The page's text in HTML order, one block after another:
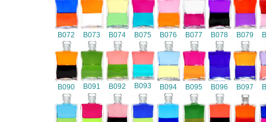
B072 B073 B074 B075 B076 B077 B078 B079
B090 B091 B092 B093 B094 B095 B096 B097